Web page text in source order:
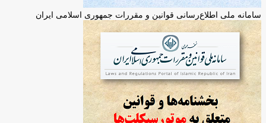
سامانه ملی اطلاع‌رسانی قوانین و مقررات جمهوری اسلامی ایران